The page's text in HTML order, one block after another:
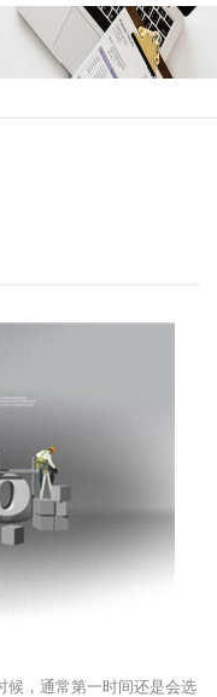
候，通常第一时间还是会选